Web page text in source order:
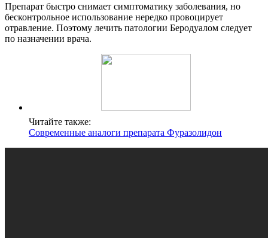
Препарат быстро снимает симптоматику заболевания, но
бесконтрольное использование нередко провоцирует
отравление. Поэтому лечить патологии Беродуалом следует
по назначении врача.
Читайте также:
Современные аналоги препарата Фуразолидон